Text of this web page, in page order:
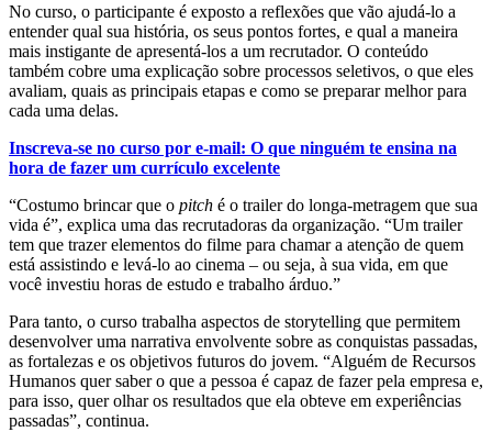
No curso, o participante é exposto a reflexões que vão ajudá-lo a
entender qual sua história, os seus pontos fortes, e qual a maneira
mais instigante de apresentá-los a um recrutador. O conteúdo
também cobre uma explicação sobre processos seletivos, o que eles
avaliam, quais as principais etapas e como se preparar melhor para
cada uma delas.
Inscreva-se no curso por e-mail: O que ninguém te ensina na
hora de fazer um currículo excelente
“Costumo brincar que o pitch é o trailer do longa-metragem que sua
vida é”, explica uma das recrutadoras da organização. “Um trailer
tem que trazer elementos do filme para chamar a atenção de quem
está assistindo e levá-lo ao cinema – ou seja, à sua vida, em que
você investiu horas de estudo e trabalho árduo.”
Para tanto, o curso trabalha aspectos de storytelling que permitem
desenvolver uma narrativa envolvente sobre as conquistas passadas,
as fortalezas e os objetivos futuros do jovem. “Alguém de Recursos
Humanos quer saber o que a pessoa é capaz de fazer pela empresa e,
para isso, quer olhar os resultados que ela obteve em experiências
passadas”, continua.